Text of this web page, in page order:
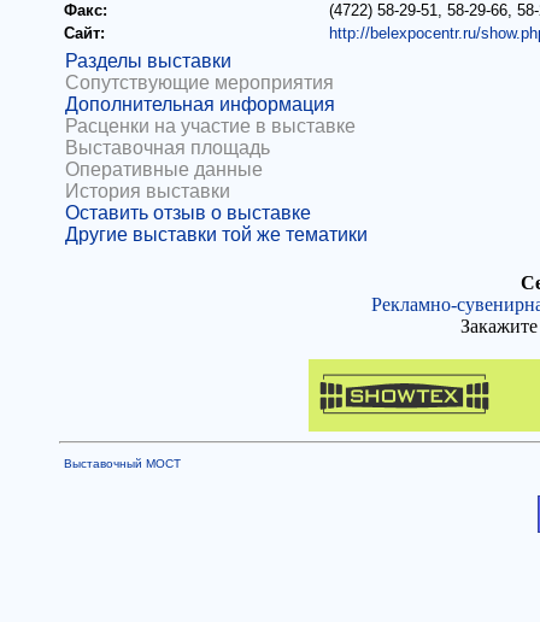
Факс:
(4722) 58-29-51, 58-29-66,
Сайт:
http://belexpocentr.ru/
Разделы выставки
Сопутствующие мероприятия
Дополнительная информация
Расценки на участие в выставке
Выставочная площадь
Оперативные данные
История выставки
Оставить отзыв о выставке
Другие выставки той же тематики
Рекламно-
Выставочный МОСТ